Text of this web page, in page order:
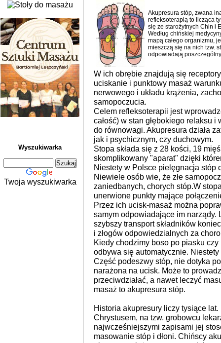
Wyszukiwarka
Twoja wyszukiwarka
Akupresura stóp, zwana
refleksoterapią to licząca
się ze starożytnych Chin i
Według chińskiej
mapą całego organizmu,
mieszczą się na nich tzw.
odpowiadają
W ich obrębie znajdują się
uciskanie i punktowy masaż
nerwowego i układu krążenia,
samopoczucia.
Celem refleksoterapii jest
całość) w stan głębokiego relaksu
do równowagi. Akupresura działa
jak i psychicznym, czy duchowym.
Stopa składa się z 28 kości, 19
skomplikowany "aparat" dzięki
Niestety w Polsce pielęgnacja stóp
Niewiele osób wie, że złe
zaniedbanych, chorych stóp.W
unerwione punkty mające
Przez ich ucisk-masaż można
samym odpowiadające im narządy.
szybszy transport składników
i złogów odpowiedzialnych za
Kiedy chodzimy boso po piasku
odbywa się automatycznie.
Część podeszwy stóp, nie dotyka
narażona na ucisk. Może to
przeciwdziałać, a nawet leczyć
masaż to akupresura stóp.
Historia akupresury liczy tysiące
Chrystusem, na tzw. grobowcu
najwcześniejszymi zapisami jej
masowanie stóp i dłoni. Chińscy